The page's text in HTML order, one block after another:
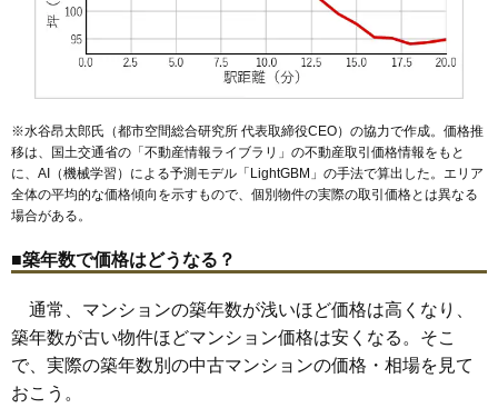
4,210万円～4,510万円
(105.3万円/㎡~112.8万円/㎡)
無料一括査定をする
日神デュオステージ船橋
住所
交通
京成船橋駅（9分）、大神宮下駅（9分）、船橋駅
（10分）
相場 2,390万円～2,590万円
(66.4万円/㎡~71.9万円/㎡)
※水谷昂太郎氏（都市空間総合研究所 代表取締役CEO）の協力で作成。価格推
移は、国土交通省の「不動産情報ライブラリ 」の不動産取引価格情報をもと
に、AI（機械学習）による予測モデル「LightGBM」の手法で算出した。エリア
全体の平均的な価格傾向を示すもので、個別物件の実際の取引価格とは異なる
場合がある。
■築年数で価格はどうなる？
通常、マンションの築年数が浅いほど価格は高くなり、
築年数が古い物件ほどマンション価格は安くなる。そこ
で、実際の築年数別の中古マンションの価格・相場を見て
おこう。